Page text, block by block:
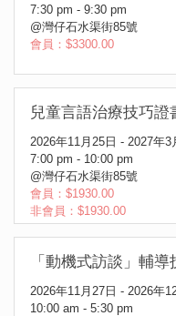
7:30 pm - 9:30 pm
@灣仔石水渠街85號
會員：$3300.00
兒童言語治療技巧證
2026年11月25日 - 2027年3
7:00 pm - 10:00 pm
@灣仔石水渠街85號
會員：$1930.00
非會員：$1930.00
2026年11月27日 - 2026年
10:00 am - 5:30 pm